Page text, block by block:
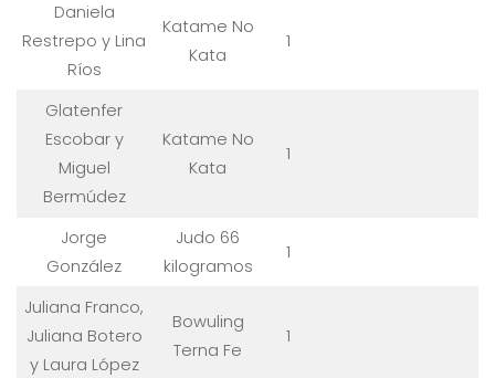
Daniela
Restrepo y Lina
Ríos
Katame No
Kata
1
Glatenfer
Escobar y
Miguel
Bermúdez
Katame No
Kata
1
Jorge
González
Judo 66
kilogramos
1
Juliana Franco,
Juliana Botero
y Laura López
Bowuling
Terna Fe
1